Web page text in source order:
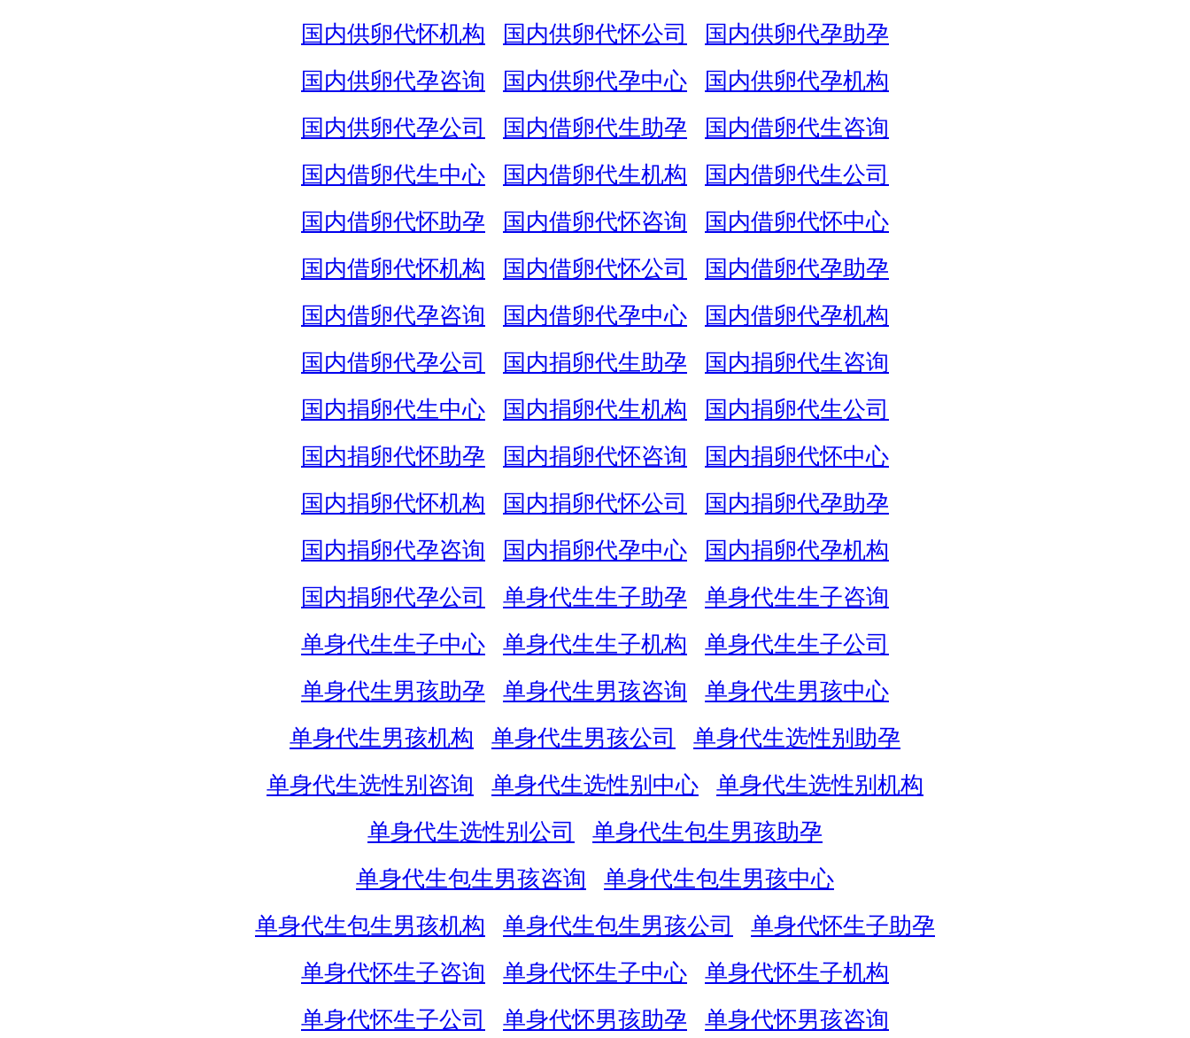
国内供卵代怀机构
国内供卵代怀公司
国内供卵代孕助孕
国内供卵代孕咨询
国内供卵代孕中心
国内供卵代孕机构
国内供卵代孕公司
国内借卵代生助孕
国内借卵代生咨询
国内借卵代生中心
国内借卵代生机构
国内借卵代生公司
国内借卵代怀助孕
国内借卵代怀咨询
国内借卵代怀中心
国内借卵代怀机构
国内借卵代怀公司
国内借卵代孕助孕
国内借卵代孕咨询
国内借卵代孕中心
国内借卵代孕机构
国内借卵代孕公司
国内捐卵代生助孕
国内捐卵代生咨询
国内捐卵代生中心
国内捐卵代生机构
国内捐卵代生公司
国内捐卵代怀助孕
国内捐卵代怀咨询
国内捐卵代怀中心
国内捐卵代怀机构
国内捐卵代怀公司
国内捐卵代孕助孕
国内捐卵代孕咨询
国内捐卵代孕中心
国内捐卵代孕机构
国内捐卵代孕公司
单身代生生子助孕
单身代生生子咨询
单身代生生子中心
单身代生生子机构
单身代生生子公司
单身代生男孩助孕
单身代生男孩咨询
单身代生男孩中心
单身代生男孩机构
单身代生男孩公司
单身代生选性别助孕
单身代生选性别咨询
单身代生选性别中心
单身代生选性别机构
单身代生选性别公司
单身代生包生男孩助孕
单身代生包生男孩咨询
单身代生包生男孩中心
单身代生包生男孩机构
单身代生包生男孩公司
单身代怀生子助孕
单身代怀生子咨询
单身代怀生子中心
单身代怀生子机构
单身代怀生子公司
单身代怀男孩助孕 单身代怀男孩咨询